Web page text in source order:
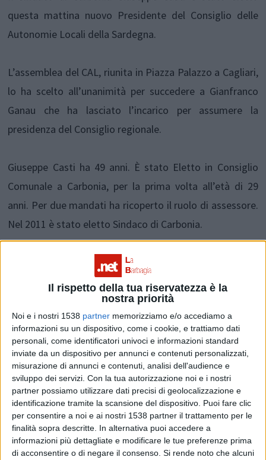
Il rispetto della tua riservatezza è la
nostra priorità
Noi e i nostri 1538 partner memorizziamo e/o accediamo a
informazioni su un dispositivo, come i cookie, e trattiamo dati
personali, come identificatori univoci e informazioni standard
inviate da un dispositivo per annunci e contenuti personalizzati,
misurazione di annunci e contenuti, analisi dell'audience e
sviluppo dei servizi. Con la tua autorizzazione noi e i nostri
partner possiamo utilizzare dati precisi di geolocalizzazione e
identificazione tramite la scansione del dispositivo. Puoi fare clic
per consentire a noi e ai nostri 1538 partner il trattamento per le
finalità sopra descritte. In alternativa puoi accedere a
informazioni più dettagliate e modificare le tue preferenze prima
di acconsentire o di negare il consenso. Si rende noto che alcuni
questa mattina nuovo Presidente del Consiglio delle
Autonomie Locali della Sardegna.
L’assemblea del CAL, riunita in Piazza Palazzo a Cagliari,
lo ha scelto all’unanimità per succedere a Gianfranco
Ganau che ha lasciato l’incarico per assumere la
presidenza del Consiglio regionale.
Giuseppe Casti ha 49 anni. È stato Eletto in Consiglio
Comunale a Carbonia, per la prima volta all’età di 29
anni. Per due mandati ha ricoperto il ruolo di assessore.
Nel 2011 è stato eletto Sindaco di Carbonia.
“Una votazione all’unanimità è un fatto molto positivo
del quale ringrazio i consiglieri” – ha affermato il neo
Presidente. “Per me è un onore rappresentare il CAL, è
un impegno importante e difficile che spero di svolgere
nel miglior modo possibile. Diminuzione del fondo
unico, riforma enti locali, patto di stabilità: sono alcuni
dei temi sui quali la regione deve prendere atto che
serve un intervento immediato – ha aggiunto Casti – in
caso contrario i nostri comuni e le nostre province dal
prossimo mese si troveranno ad avere un blocco
nell’attività amministrativa”. Casti ha poi ricordato la